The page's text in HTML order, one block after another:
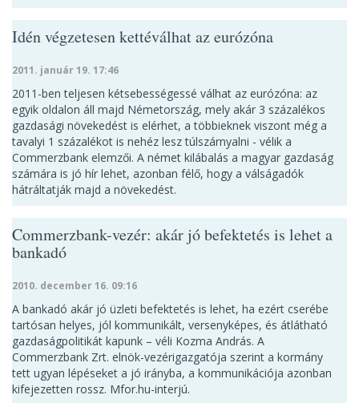
Idén végzetesen kettéválhat az eurózóna
2011. január 19. 17:46
2011-ben teljesen kétsebességessé válhat az eurózóna: az
egyik oldalon áll majd Németország, mely akár 3 százalékos
gazdasági növekedést is elérhet, a többieknek viszont még a
tavalyi 1 százalékot is nehéz lesz túlszárnyalni - vélik a
Commerzbank elemzői. A német kilábalás a magyar gazdaság
számára is jó hír lehet, azonban félő, hogy a válságadók
hátráltatják majd a növekedést.
Commerzbank-vezér: akár jó befektetés is lehet a
bankadó
2010. december 16. 09:16
A bankadó akár jó üzleti befektetés is lehet, ha ezért cserébe
tartósan helyes, jól kommunikált, versenyképes, és átlátható
gazdaságpolitikát kapunk – véli Kozma András. A
Commerzbank Zrt. elnök-vezérigazgatója szerint a kormány
tett ugyan lépéseket a jó irányba, a kommunikációja azonban
kifejezetten rossz. Mfor.hu-interjú.